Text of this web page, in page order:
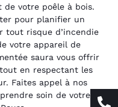
votre poêle à bois.
pour planifier un
tout risque d’incendie
votre appareil de
saura vous offrir
en respectant les
Faites appel à nos
soin de votre